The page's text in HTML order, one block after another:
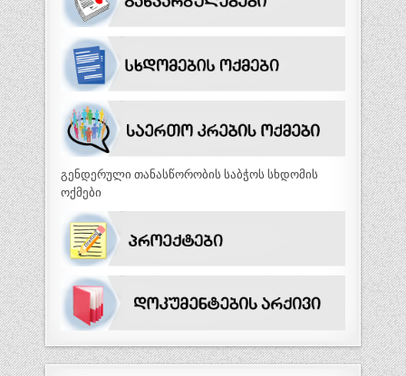
გენდერული თანასწორობის საბჭოს სხდომის
ოქმები